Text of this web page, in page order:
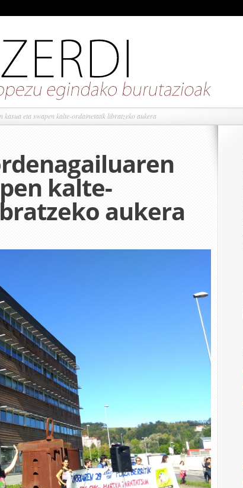
eta swapen kalte-ordainetatik libratzeko aukera
kalte-
aukera